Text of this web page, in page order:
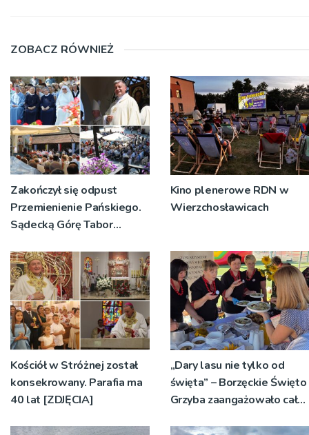
ZOBACZ RÓWNIEŻ
Zakończył się odpust
Przemienienie Pańskiego.
Sądecką Górę Tabor
pielgrzymów
Kino plenerowe RDN w
Wierzchosławicach
Kościół w Stróżnej został
konsekrowany. Parafia ma
40 lat [ZDJĘCIA]
„Dary lasu nie tylko od
święta” – Borzęckie Święto
Grzyba zaangażowało całe